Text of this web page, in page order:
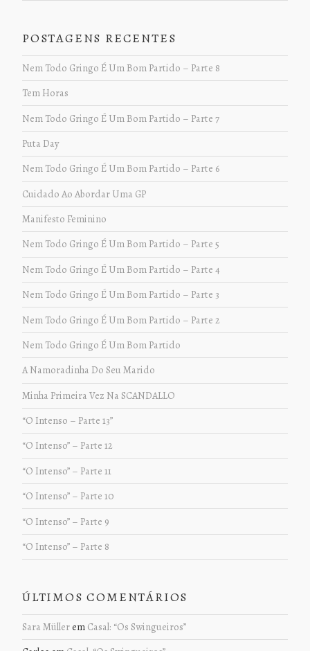
POSTAGENS RECENTES
Nem Todo Gringo É Um Bom Partido – Parte 8
Tem Horas
Nem Todo Gringo É Um Bom Partido – Parte 7
Puta Day
Nem Todo Gringo É Um Bom Partido – Parte 6
Cuidado Ao Abordar Uma GP
Manifesto Feminino
Nem Todo Gringo É Um Bom Partido – Parte 5
Nem Todo Gringo É Um Bom Partido – Parte 4
Nem Todo Gringo É Um Bom Partido – Parte 3
Nem Todo Gringo É Um Bom Partido – Parte 2
Nem Todo Gringo É Um Bom Partido
A Namoradinha Do Seu Marido
Minha Primeira Vez Na SCANDALLO
“O Intenso – Parte 13”
“O Intenso” – Parte 12
“O Intenso” – Parte 11
“O Intenso” – Parte 10
“O Intenso” – Parte 9
“O Intenso” – Parte 8
ÚLTIMOS COMENTÁRIOS
Sara Müllerem Casal: “Os Swingueiros”